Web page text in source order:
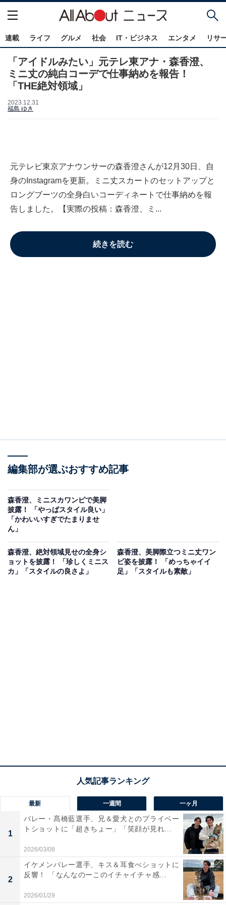
連載 ライフ グルメ 社会 IT・ビジネス エンタメ リサ
「アイドルみたい」元テレ東アナ・森香澄、
ミニ丈の純白コーデで仕事納めを報告！
「THE絶対領域」
2023.12.31
福島 ゆき
元テレビ東京アナウンサーの森香澄さんが12月30日、自
身のInstagramを更新。ミニ丈スカートのセットアップと
ロングブーツの全身白いコーディネートで仕事納めを報
告しました。【実際の投稿：森香澄、ミ...
続きを読む
編集部が選ぶおすすめ記事
森香澄、ミニスカワンピで美脚
披露！ 「やっぱスタイル良い」
「かわいいすぎでたまりませ
ん」
森香澄、絶対領域見せの全身シ
ョットを披露！ 「珍しくミニス
カ」「スタイルの良さよ」
森香澄、美脚際立つミニ丈ワン
ピ姿を披露！ 「めっちゃイイ
足」「スタイルも素敵」
最新 一週間 一ヶ月
1
バレー・髙橋藍選手、兄＆愛犬とのプライベー
トショットに「超きちょー」「笑顔が見れ...
2026/03/08
2
イケメンバレー選手、キス＆耳食べショットに
反響！ 「なんなのーこのイチャイチャ感...
2026/01/29